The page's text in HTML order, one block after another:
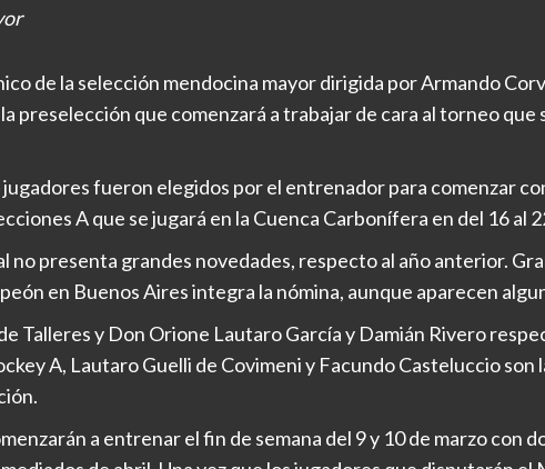
de la selección mendocina mayor dirigida por Armando
preselección que comenzará a trabajar de cara al torneo que
fueron elegidos por el entrenador para comenzar
A que se jugará en la Cuenca Carbonífera en del 16 al
no presenta grandes novedades, respecto al año anterior.
en Buenos Aires integra la nómina, aunque aparecen
Talleres y Don Orione Lautaro García y Damián Rivero
A, Lautaro Guelli de Covimeni y Facundo Casteluccio son
a entrenar el fin de semana del 9 y 10 de marzo con